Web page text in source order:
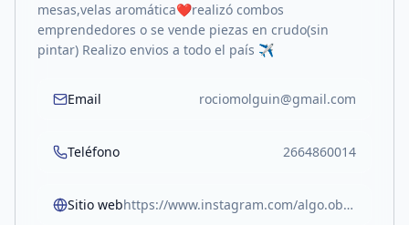
mesas,velas aromática❤️realizó combos
emprendedores o se vende piezas en crudo(sin
pintar) Realizo envios a todo el país ✈️
Email rociomolguin@gmail.com
Teléfono 2664860014
Sitio web https://www.instagram.com/algo.obonit0?igsh=enplYXF3MzY5NW4x